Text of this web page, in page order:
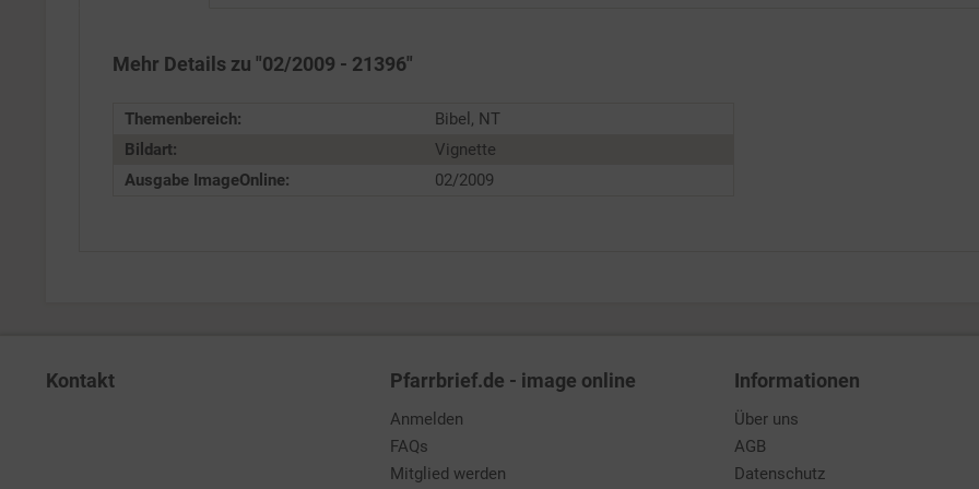
Mehr Details zu "02/2009 - 21396"
Themenbereich:
Bibel, NT
Bildart:
Vignette
Ausgabe ImageOnline:
02/2009
Kontakt Pfarrbrief.de - image online
Anmelden
FAQs
Mitglied werden
Informationen
Über uns
AGB
Datenschutz
Service